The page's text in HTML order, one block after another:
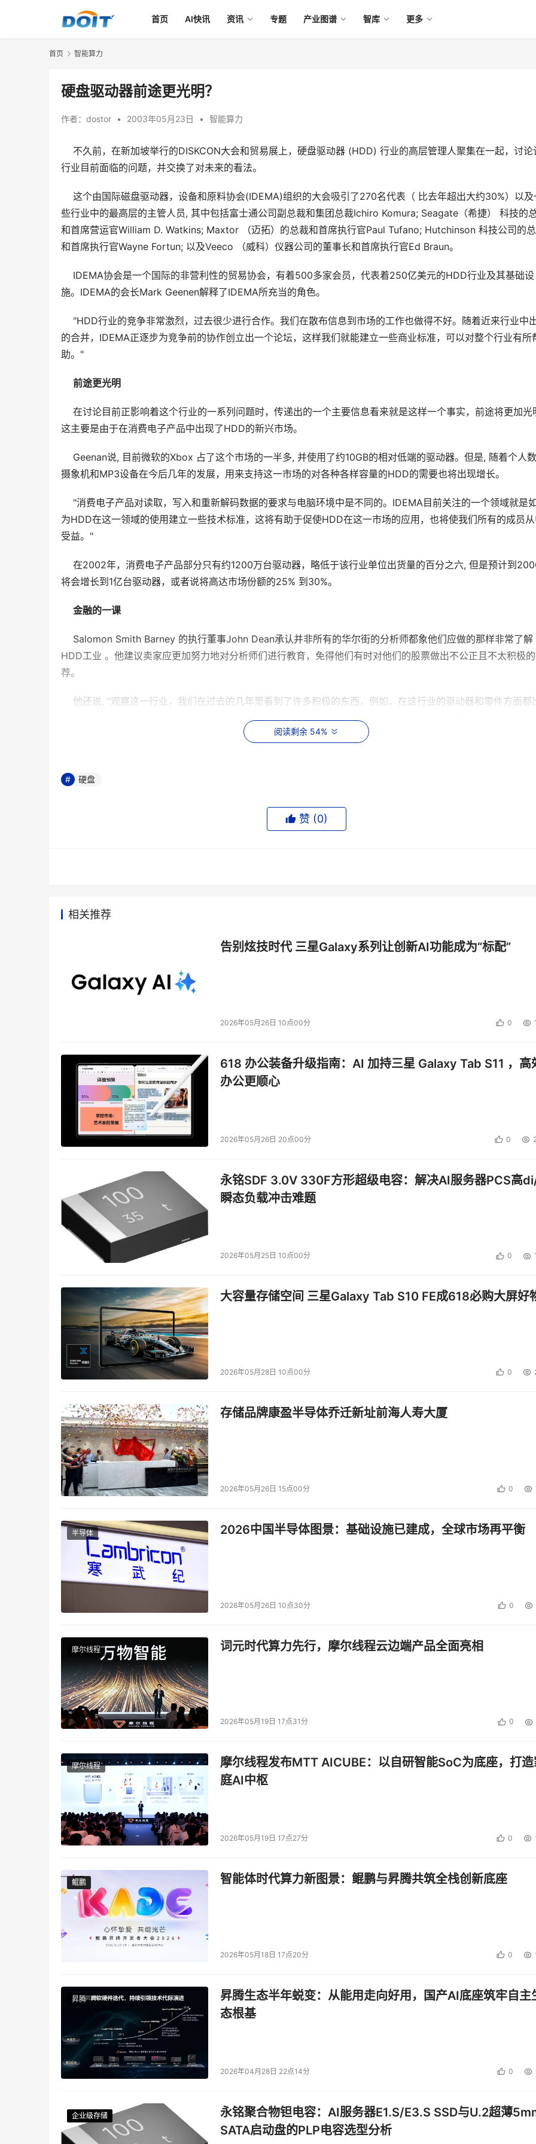
首页 AI快讯 资讯 专题 产业图谱 智库 更多
首页 智能算力
硬盘驱动器前途更光明？
作者： dostor • 2003年05月23日 • 智能算力
不久前，在新加坡举行的DISKCON大会和贸易展上，硬盘驱动器 (HDD) 行业的高层管理人聚集在一起，讨论
行业目前面临的问题，并交换了对未来的看法。
这个由国际磁盘驱动器，设备和原料协会(IDEMA)组织的大会吸引了270名代表（ 比去年超出大约30%）以及
些行业中的最高层的主管人员, 其中包括富士通公司副总裁和集团总裁Ichiro Komura; Seagate（希捷） 科技的
和首席营运官William D. Watkins; Maxtor （迈拓）的总裁和首席执行官Paul Tufano; Hutchinson 科技公司的
和首席执行官Wayne Fortun; 以及Veeco （威科）仪器公司的董事长和首席执行官Ed Braun。
IDEMA协会是一个国际的非营利性的贸易协会，有着500多家会员，代表着250亿美元的HDD行业及其基础设
施。IDEMA的会长Mark Geenen解释了IDEMA所充当的角色。
"HDD行业的竞争非常激烈，过去很少进行合作。我们在散布信息到市场的工作也做得不好。随着近来行业中
的合并，IDEMA正逐步为竞争前的协作创立出一个论坛，这样我们就能建立一些商业标准，可以对整个行业有所
助。"
前途更光明
在讨论目前正影响着这个行业的一系列问题时，传递出的一个主要信息看来就是这样一个事实，前途将更加光
这主要是由于在消费电子产品中出现了HDD的新兴市场。
Geenan说, 目前微软的Xbox 占了这个市场的一半多, 并使用了约10GB的相对低端的驱动器。但是, 随着个人
摄象机和MP3设备在今后几年的发展，用来支持这一市场的对各种各样容量的HDD的需要也将出现增长。
"消费电子产品对读取，写入和重新解码数据的要求与电脑环境中是不同的。IDEMA目前关注的一个领域就是
为HDD在这一领域的使用建立一些技术标准，这将有助于促使HDD在这一市场的应用，也将使我们所有的成员
受益。"
在2002年，消费电子产品部分只有约1200万台驱动器，略低于该行业单位出货量的百分之六, 但是预计到
将会增长到1亿台驱动器，或者说将高达市场份额的25% 到30%。
金融的一课
Salomon Smith Barney 的执行董事John Dean承认并非所有的华尔街的分析师都象他们应做的那样非常了解
HDD工业 。他建议卖家应更加努力地对分析师们进行教育，免得他们有时对他们的股票做出不公正且不太积极
荐。
他还说, "观察这一行业，我们在过去的几年里看到了许多积极的东西，例如，在这行业的驱动器和零件方面都
了合并。消极的方面，需求不太旺盛，不过它的确在恢复中。HDD工业在过去的几年中自我管理得很好，我对这
们的业务如金融界所期望地盈利，他们才会进行投资。行业内的合并以及存货得到很好的管理和控制的事实都表明
亚太地区发展最快的市场。但是，我们将继续把新加坡作为我们的指挥和控制中心，并充分利用这里的出色人才和
Watkins说希捷在新加坡设立有一个生产设计机构，没有计划要搬去中国。"中国对我们有个巨大的潜在市场可以
构在新加坡，因为我们在这里找到了工程技术和政府支持方面所带来的附加值。"
当被问到仍在美国以外生产的Hutchinson科技公司，如果劳动力成本增加的话，是否还能保持竞争力时，
是这么说的
"我们已经把我们的劳动力成本控制在总成本的13%以下，所以这不再是个大问题。但是质量和先进自动化和工
制造的能力已经变得越来越重要。我们没有意向要把我们的生产设施搬到亚太地区，因为这里很少有地方可以达到
们对工具制造能力的要求。"
Gartner Dataquest的存储部门的副总裁John Monroe说, 2003年HDD供应商将会有更大的行业合并。他提到
作为一个从1992年的4400万台到2002年的2.2亿台单位出货量增长了百分之四百的行业来说，行业收益却仍停留
190亿美元的范围内。
在期望2003年的出货量能达到近2.42亿的同时，他还建议行业中人可以通过在今后几年里把平均销售价
"现在已很明显，大幅的降价既没有增加各HDD市场的规模，也没能改变其形态。行业中的经理人必须努力认
到，大多数传统的HDD市场，并没有弹性。"
前途真的很光明吗? 对于那些继续严格控制成本并充分利用预计更长的产品周期和新兴的消费者市场的人来说
许是时候抛开手中的雨伞了。
本文首次刊登于CNETAsia。
著作权&复制权属于CNETAsia。保留所有权利。
阅读剩余 54%
本文来源于DOIT传媒，文章内容仅供参考，不构成投资建议。
硬盘
赞 (0)
相关推荐
告别炫技时代 三星Galaxy系列让创新AI功能成为“标配”
2026年05月26日 10点00分 0
618 办公装备升级指南：AI 加持三星 Galaxy Tab S11 ，高
办公更顺心
2026年05月26日 20点00分 0
永铭SDF 3.0V 330F方形超级电容：解决AI服务器PCS高
瞬态负载冲击难题
2026年05月25日 10点00分 0
大容量存储空间 三星Galaxy Tab S10 FE成618必购大屏好
2026年05月28日 10点00分 0
存储品牌康盈半导体乔迁新址前海人寿大厦
2026年05月26日 15点00分 0
半导体 2026中国半导体图景：基础设施已建成，全球市场再平衡
2026年05月26日 10点30分 0
摩尔线程 词元时代算力先行，摩尔线程云边端产品全面亮相
2026年05月19日 17点31分 0
摩尔线程
摩尔线程发布MTT AICUBE：以自研智能SoC为底座，打
庭AI中枢
2026年05月19日 17点27分 0
鲲鹏
鲲鹏 智能体时代算力新图景：鲲鹏与昇腾共筑全栈创新底座
2026年05月18日 17点20分 0
昇腾
昇腾生态半年蜕变：从能用走向好用，国产AI底座筑牢自主
态根基
2026年04月28日 22点14分 0
企业级存储
企业级存储
企业级存储
企业级存储
永铭聚合物钽电容：AI服务器E1.S/E3.S SSD与U.2超薄
SATA启动盘的PLP电容选型分析